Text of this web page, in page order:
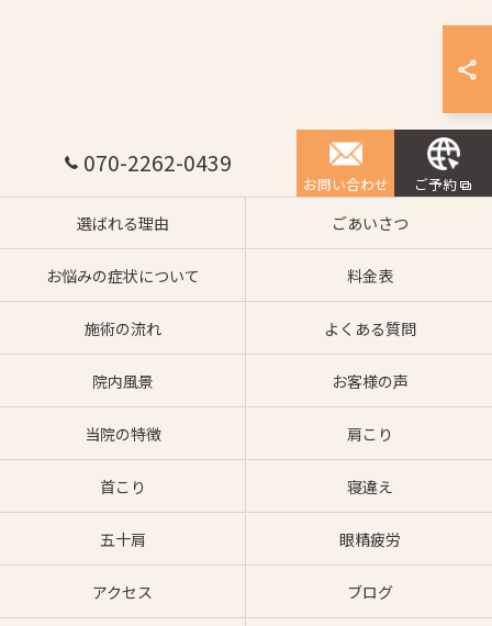
070-2262-0439
お問い合わせ ご予約
選ばれる理由 ごあいさつ
お悩みの症状について 料金表
施術の流れ よくある質問
院内風景 お客様の声
当院の特徴 肩こり
首こり 寝違え
五十肩 眼精疲労
アクセス ブログ